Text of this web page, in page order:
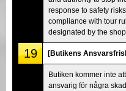
response to safety
compliance with tour
designated by the
19 [Butikens
Butiken kommer inte
ansvarig för några